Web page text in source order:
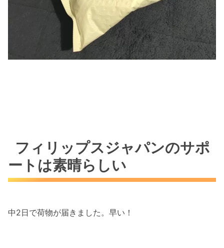
フィリップスジャパンのサポ
ートは素晴らしい
中2日で荷物が届きました。早い！